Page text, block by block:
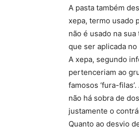
A pasta também
xepa, termo usado
não é usado na
que ser aplicada
A xepa, segundo
pertenceriam ao
famosos ‘fura-
não há sobra de
justamente o
Quanto ao desvio